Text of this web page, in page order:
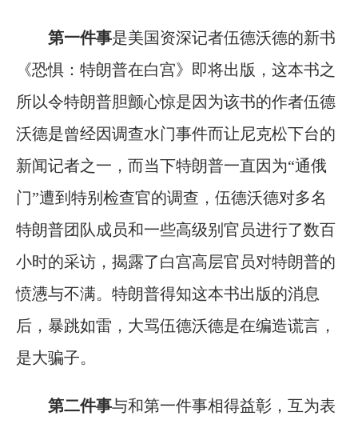
第一件事是美国资深记者伍德沃德的新书
《恐惧：特朗普在白宫》即将出版，这本书之
所以令特朗普胆颤心惊是因为该书的作者伍德
沃德是曾经因调查水门事件而让尼克松下台的
新闻记者之一，而当下特朗普一直因为“通俄
门”遭到特别检查官的调查，伍德沃德对多名
特朗普团队成员和一些高级别官员进行了数百
小时的采访，揭露了白宫高层官员对特朗普的
愤懑与不满。特朗普得知这本书出版的消息
后，暴跳如雷，大骂伍德沃德是在编造谎言，
是大骗子。
第二件事与和第一件事相得益彰，互为表